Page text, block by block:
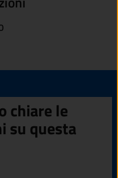
chiare le
su questa